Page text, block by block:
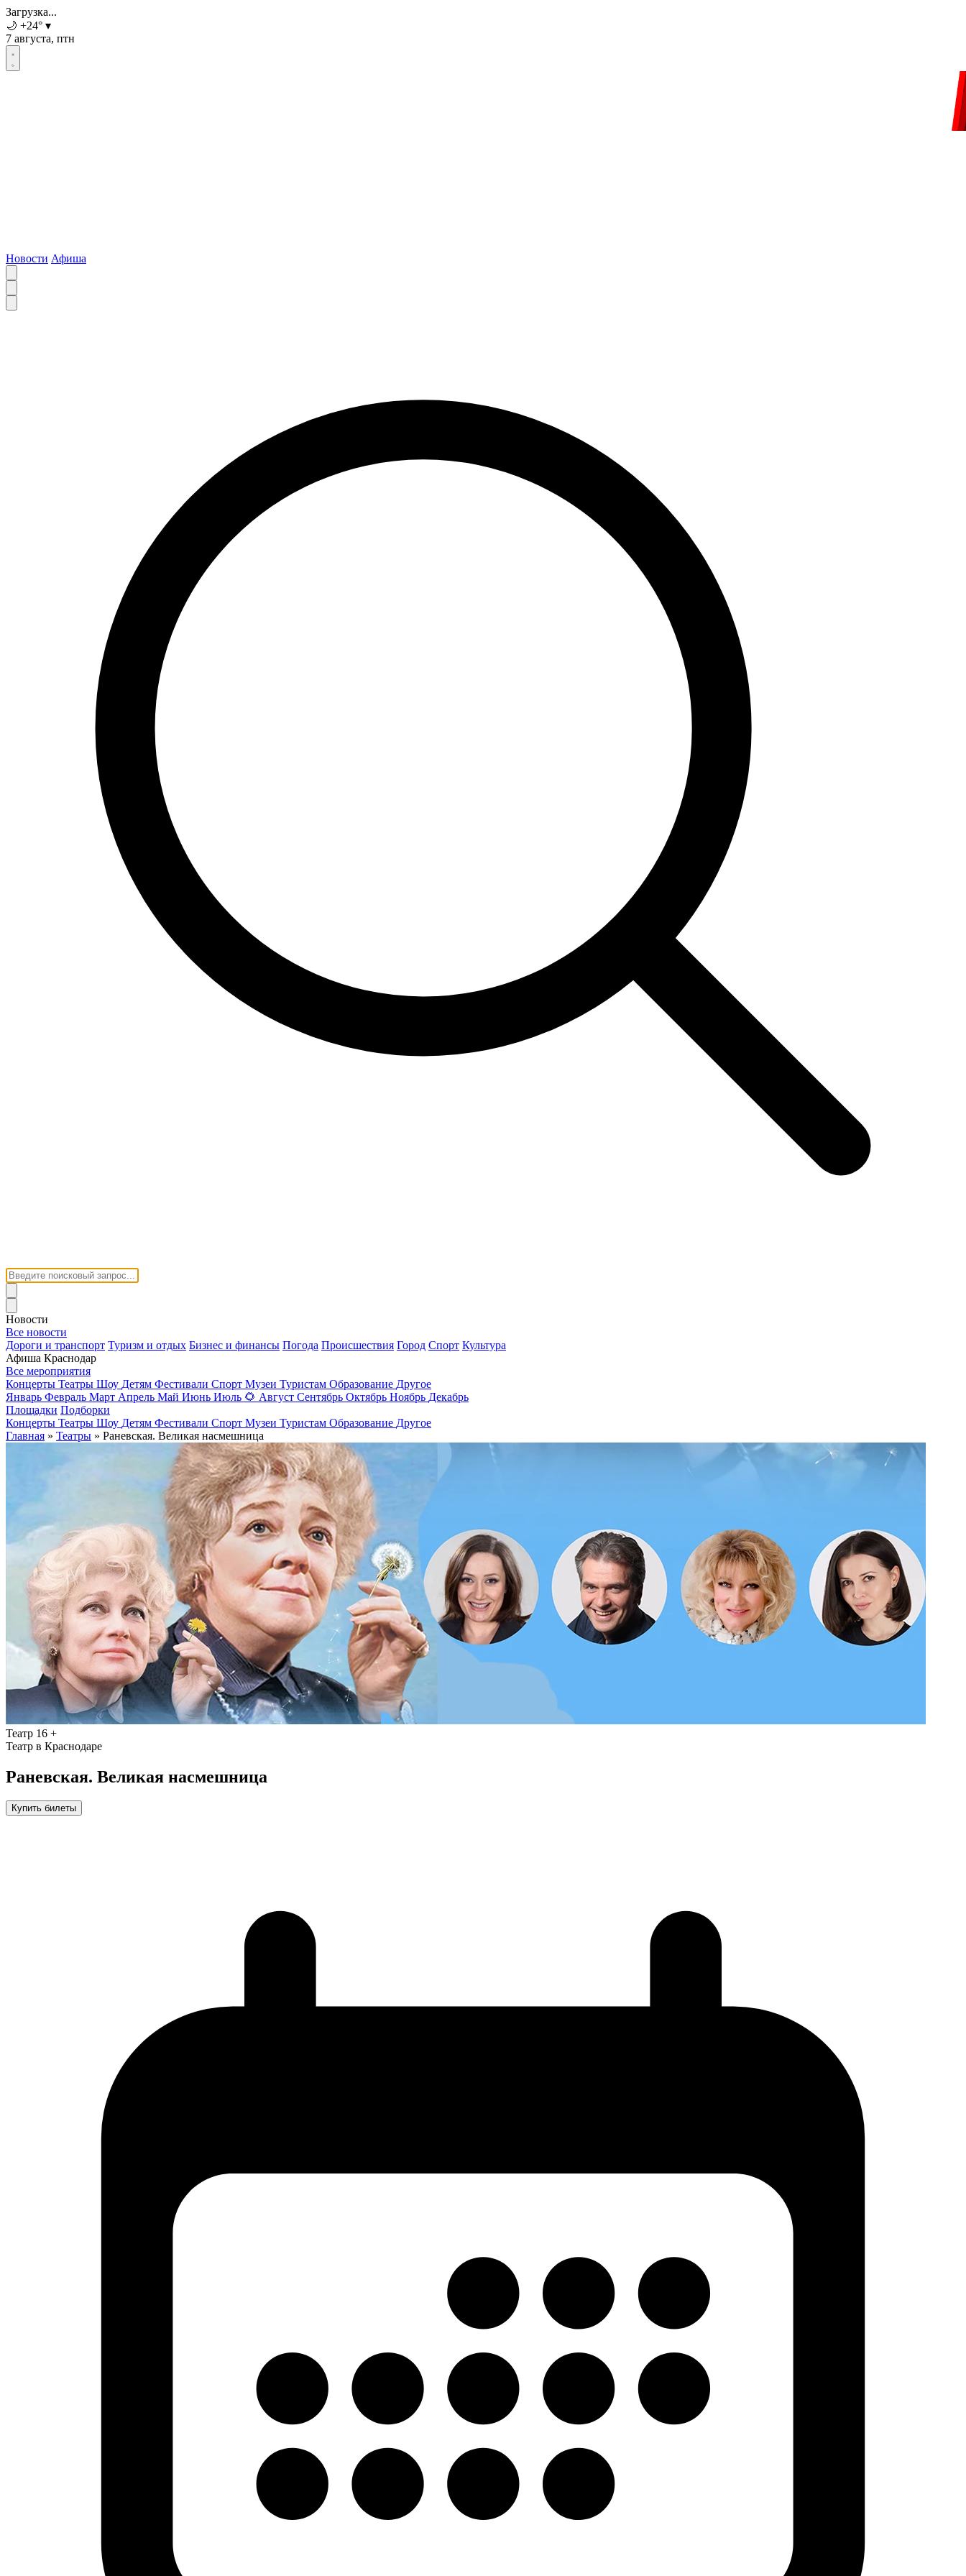
Загрузка...
🌙 +24° ▾
7 августа, птн
Новости Афиша
Новости
Все новости
Дороги и транспорт Туризм и отдых Бизнес и финансы Погода Происшествия Город Спорт Культура
Афиша Краснодар
Все мероприятия
Концерты Театры Шоу Детям Фестивали Спорт Музеи Туристам Образование Другое
Январь Февраль Март Апрель Май Июнь Июль 🌻 Август Сентябрь Октябрь Ноябрь Декабрь
Площадки Подборки
Концерты Театры Шоу Детям Фестивали Спорт Музеи Туристам Образование Другое
Главная » Театры » Раневская. Великая насмешница
Театр 16 +
Театр в Краснодаре
Раневская. Великая насмешница
Купить билеты